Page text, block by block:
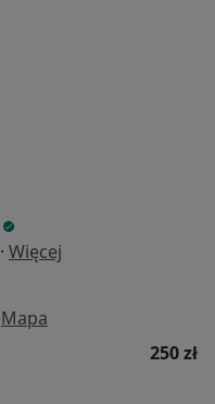
· Więcej
Mapa
250 zł